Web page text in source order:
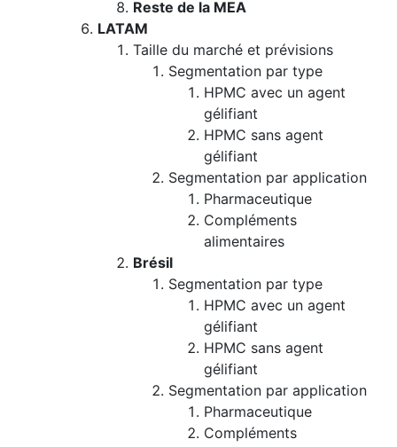
Reste de la MEA
LATAM
Taille du marché et prévisions
Segmentation par type
HPMC avec un agent
gélifiant
HPMC sans agent
gélifiant
Segmentation par application
Pharmaceutique
Compléments
alimentaires
Brésil
Segmentation par type
HPMC avec un agent
gélifiant
HPMC sans agent
gélifiant
Segmentation par application
Pharmaceutique
Compléments